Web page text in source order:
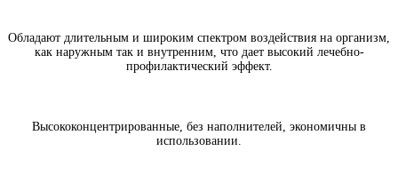
Обладают длительным и широким спектром воздействия на организм,
как наружным так и внутренним, что дает высокий лечебно-
профилактический эффект.
Высококонцентрированные, без наполнителей, экономичны в
использовании.